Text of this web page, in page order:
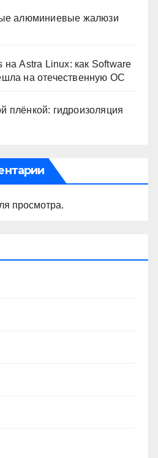
алюминиевые жалюзи
на Astra Linux: как Software
на отечественную ОС
плёнкой: гидроизоляция
просмотра.